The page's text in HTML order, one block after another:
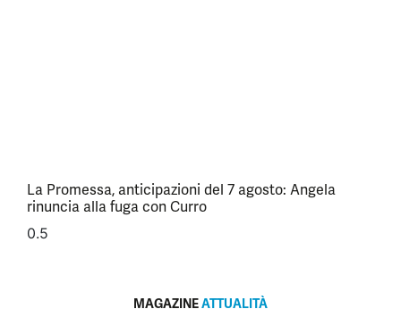
La Promessa, anticipazioni del 7 agosto: Angela
rinuncia alla fuga con Curro
MAGAZINEATTUALITÀ